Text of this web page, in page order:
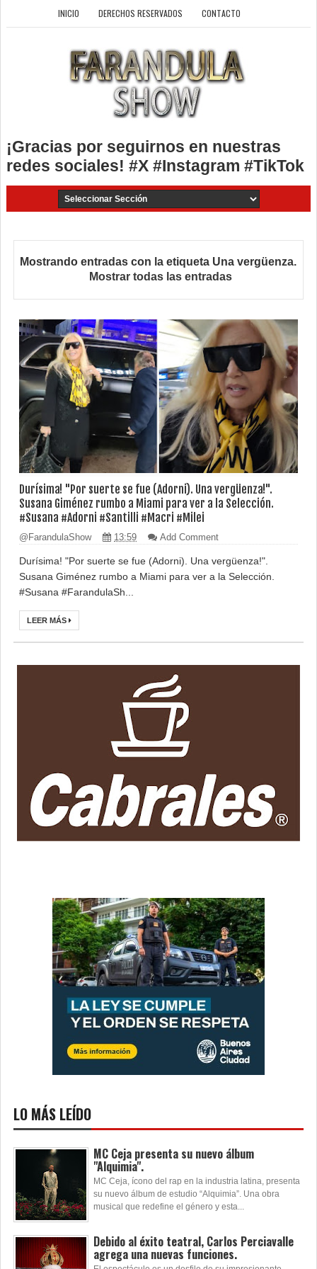
INICIO DERECHOS RESERVADOS CONTACTO
¡Gracias por seguirnos en nuestras
redes sociales! #X #Instagram #TikTok
Mostrando entradas con la etiqueta Una vergüenza.
Mostrar todas las entradas
Durísima! "Por suerte se fue (Adorni). Una vergüenza!".
Susana Giménez rumbo a Miami para ver a la Selección.
#Susana #Adorni #Santilli #Macri #Milei
@FarandulaShow 13:59 Add Comment
Durísima! "Por suerte se fue (Adorni). Una vergüenza!".
Susana Giménez rumbo a Miami para ver a la Selección.
#Susana #FarandulaSh...
LEER MÁS
LO MÁS LEÍDO
MC Ceja presenta su nuevo álbum
"Alquimia".
MC Ceja, ícono del rap en la industria latina, presenta
su nuevo álbum de estudio “Alquimia”. Una obra
musical que redefine el género y esta...
Debido al éxito teatral, Carlos Perciavalle
agrega una nuevas funciones.